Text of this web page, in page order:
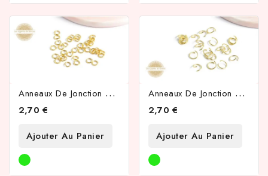
A
Nneaux De Jonction 5x0.8mm En Acier Inoxydable Plaqué Or 18k
2,70 €
Ajouter Au Panier
A
Nneaux De Jonction 7x0.8mm En Acier Inoxydable Doré 18k
2,70 €
Ajouter Au Panier